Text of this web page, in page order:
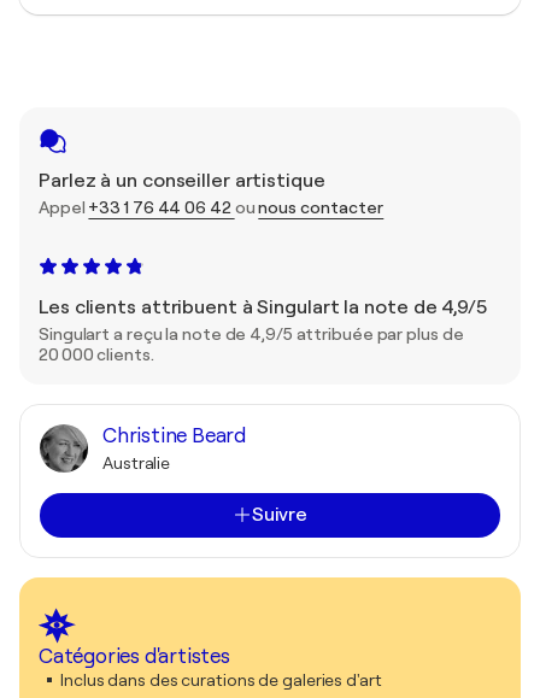
Parlez à un conseiller artistique
Appel +33 1 76 44 06 42 ounous contacter
Les clients attribuent à Singulart la note de 4,9/5
Singulart a reçu la note de 4,9/5 attribuée par plus de
20 000 clients.
Christine Beard
Australie
Suivre
Catégories d'artistes
Inclus dans des curations de galeries d'art